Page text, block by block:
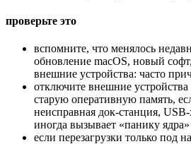
проверьте это
вспомните, что менялось
обновление macOS, новый
внешние устройства: часто
отключите внешние
старую оперативную память,
неисправная док-станция,
иногда вызывает «панику ядра»
если перезагрузки только под